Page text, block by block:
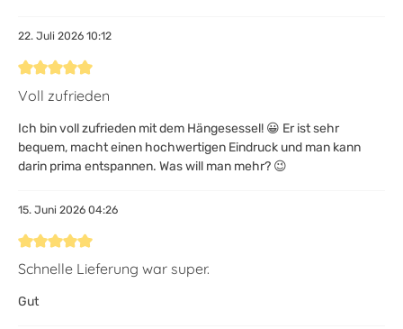
22. Juli 2026 10:12
Bewertung mit 5 von 5 Sternen
Voll zufrieden
Ich bin voll zufrieden mit dem Hängesessel! 😀 Er ist sehr
bequem, macht einen hochwertigen Eindruck und man kann
darin prima entspannen. Was will man mehr? 😉
15. Juni 2026 04:26
Bewertung mit 5 von 5 Sternen
Schnelle Lieferung war super.
Gut